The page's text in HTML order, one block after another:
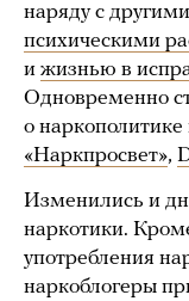
наряду с
психическими
и жизнью в
Одновременно
о наркополитике
«Наркпросвет»,
Изменились и
наркотики.
употребления
наркоблогеры